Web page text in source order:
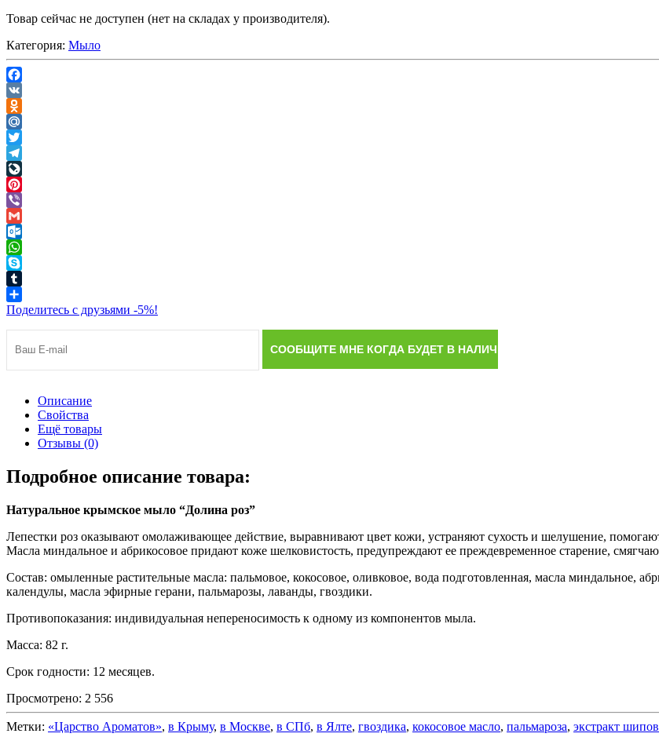
Товар сейчас не доступен (нет на складах у производителя).
Категория: Мыло
Facebook
VK
Odnoklassniki
Mail.Ru
Twitter
Telegram
LiveJournal
Pinterest
Viber
Gmail
Outlook.com
WhatsApp
Skype
Tumblr
Поделитесь с друзьями -5%!
Описание
Свойства
Ещё товары
Отзывы (0)
Подробное описание товара:
Натуральное крымское мыло “Долина роз”
Лепестки роз оказывают омолаживающее действие, выравнивают цвет кожи, устраняют сухость и шелушение,
Масла миндальное и абрикосовое придают коже шелковистость, предупреждают ее преждевременное старение,
Состав: омыленные растительные масла: пальмовое, кокосовое, оливковое, вода подготовленная, масла миндальное,
календулы, масла эфирные герани, пальмарозы, лаванды, гвоздики.
Противопоказания: индивидуальная непереносимость к одному из компонентов мыла.
Масса: 82 г.
Срок годности: 12 месяцев.
Просмотрено: 2 556
Метки: «Царство Ароматов», в Крыму, в Москве, в СПб, в Ялте, гвоздика, кокосовое масло, пальмароза, экстракт